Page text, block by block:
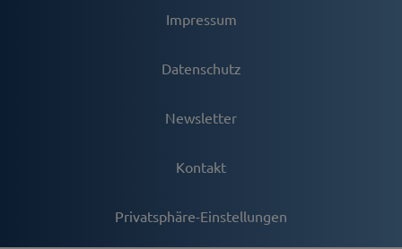
Impressum
Datenschutz
Newsletter
Kontakt
Privatsphäre-Einstellungen